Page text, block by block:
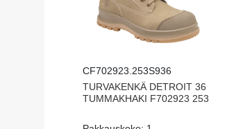
CF702923.253S936
TURVAKENKÄ DETROIT 36
TUMMAKHAKI F702923 253